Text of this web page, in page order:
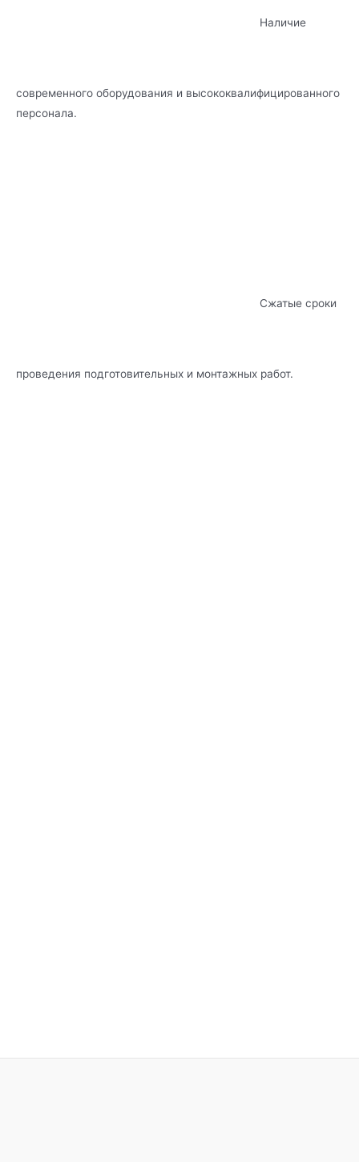
Наличие
современного оборудования и высококвалифицированного
персонала.
Сжатые сроки
проведения подготовительных и монтажных работ.